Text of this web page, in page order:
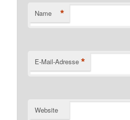
Name *
E-Mail-Adresse *
Website